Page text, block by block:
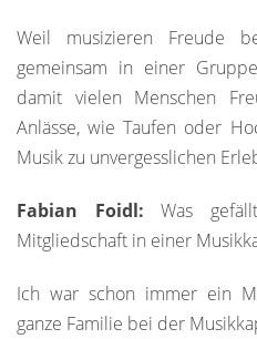
Weil musizieren Freude
gemeinsam in einer
damit vielen Menschen
Anlässe, wie Taufen oder
Musik zu unvergesslichen
Fabian Foidl: Was
Mitgliedschaft in einer
Ich war schon immer ein
ganze Familie bei der